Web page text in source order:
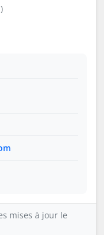
mises à jour le